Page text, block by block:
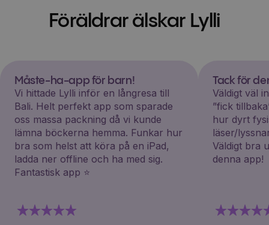
Föräldrar älskar Lylli
Måste-ha-app för barn!
Vi hittade Lylli inför en långresa till
Bali. Helt perfekt app som sparade
oss massa packning då vi kunde
lämna böckerna hemma. Funkar hur
bra som helst att köra på en iPad,
ladda ner offline och ha med sig.
Fantastisk app ⭐️
Tack för
Väldigt väl
”fick
hur dyrt
läser/
Väldigt bra
denna app!